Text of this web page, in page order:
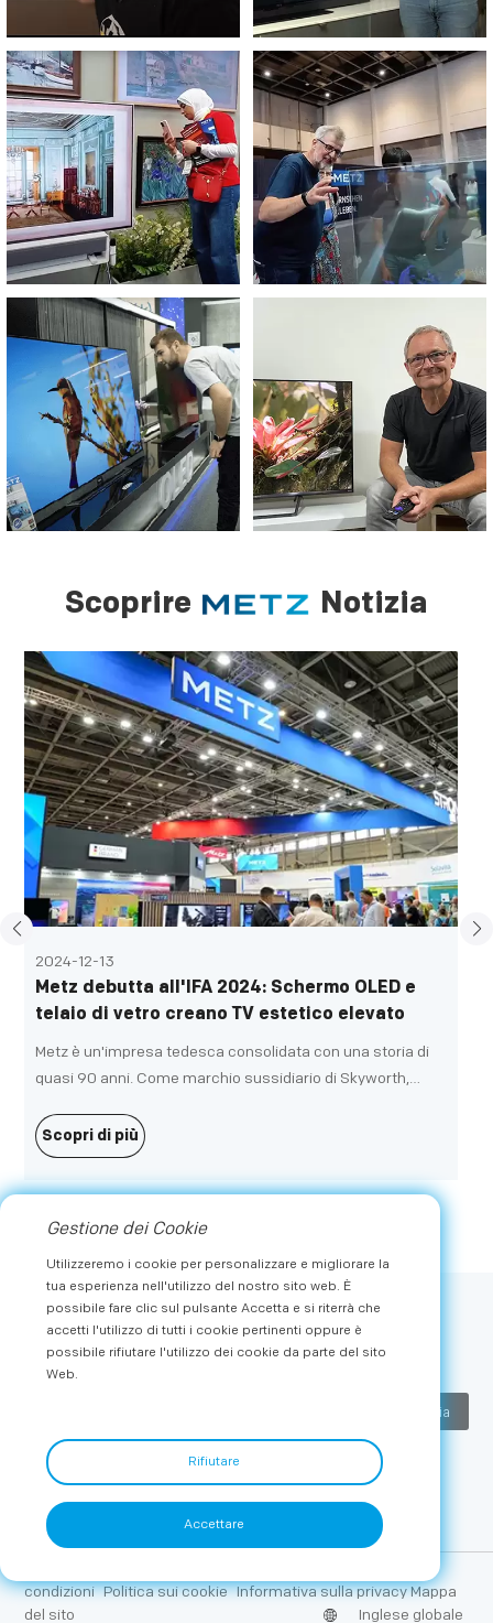
Scoprire Notizia
2024-12-13
Metz debutta all'IFA 2024: Schermo OLED e
telaio di vetro creano TV estetico elevato
Metz è un'impresa tedesca consolidata con una storia di
quasi 90 anni. Come marchio sussidiario di Skyworth,
portando agli utenti terminali audio e video digitali che
bilanciano un'estetica elevata e prestazioni potenti.
Inoltre, Metz ha messo in mostra la lunga storia del
introducendo la sua storia di sviluppo e la ricerca
incessante di tecnologia avanzata e un aspetto squisito.
Scopri di più
Sottoscrivi
Ricevi le ultime novità e le offerte esclusive da METZ
Invia
condizioni Politica sui cookie Informativa sulla privacy Mappa
del sito
Inglese globale
Gestione dei Cookie
Utilizzeremo i cookie per personalizzare e migliorare la
tua esperienza nell'utilizzo del nostro sito web. È
possibile fare clic sul pulsante Accetta e si riterrà che
accetti l'utilizzo di tutti i cookie pertinenti oppure è
possibile rifiutare l'utilizzo dei cookie da parte del sito
Web.
Rifiutare
Accettare